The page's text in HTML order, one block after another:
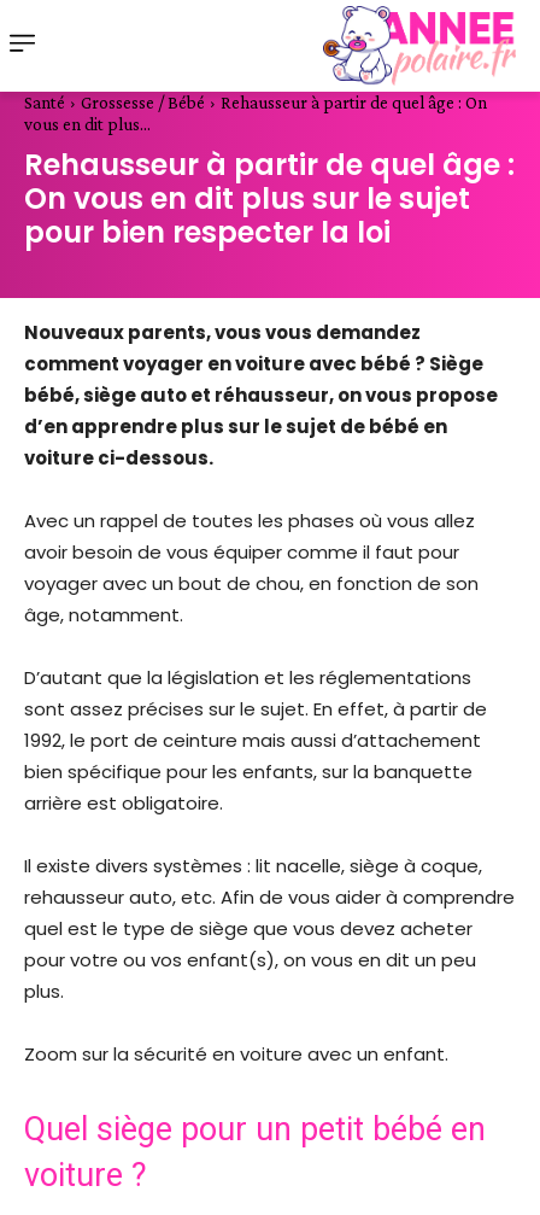
Santé Grossesse / Bébé
Rehausseur à partir de quel âge : On
vous en dit plus...
Rehausseur à partir de quel âge :
On vous en dit plus sur le sujet
pour bien respecter la loi
Nouveaux parents, vous vous demandez
comment voyager en voiture avec bébé ? Siège
bébé, siège auto et réhausseur, on vous propose
d’en apprendre plus sur le sujet de bébé en
voiture ci-dessous.
Avec un rappel de toutes les phases où vous allez
avoir besoin de vous équiper comme il faut pour
voyager avec un bout de chou, en fonction de son
âge, notamment.
D’autant que la législation et les réglementations
sont assez précises sur le sujet. En effet, à partir de
1992, le port de ceinture mais aussi d’attachement
bien spécifique pour les enfants, sur la banquette
arrière est obligatoire.
Il existe divers systèmes : lit nacelle, siège à coque,
rehausseur auto, etc. Afin de vous aider à comprendre
quel est le type de siège que vous devez acheter
pour votre ou vos enfant(s), on vous en dit un peu
plus.
Zoom sur la sécurité en voiture avec un enfant.
Quel siège pour un petit bébé en
voiture ?